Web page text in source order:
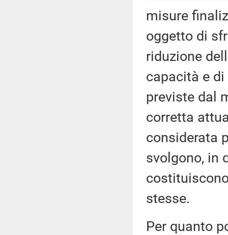
misure
oggetto di
riduzione
capacità e
previste dal
corretta
considerata
svolgono, in
stesse.
Per quanto